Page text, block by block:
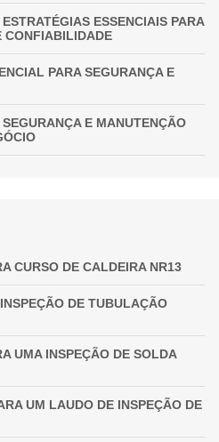
ESSENCIAIS PARA
CONFIABILIDADE
PARA SEGURANÇA E
E MANUTENÇÃO
DE VASOS DE PRESSÃO:
CONFORMIDADE
SEGURANÇA E
INDUSTRIAIS
CURSO DE CALDEIRA NR13
DE TUBULAÇÃO
UMA INSPEÇÃO DE SOLDA
UM LAUDO DE INSPEÇÃO DE